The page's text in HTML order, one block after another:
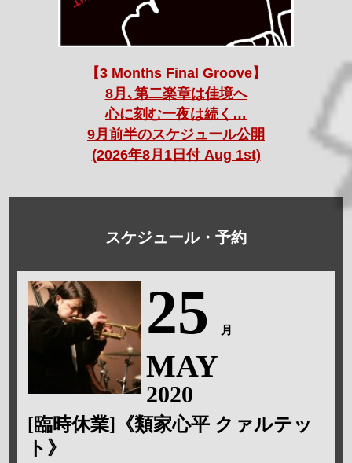
【3 Months Final Groove】
8月､第二楽章は佳境へ
心に刻む一夜は続く…
9月前半のスケジュール公開
(2026年8月1日付 Aug 1st)
スケジュール・予約
25 月
MAY
2020
[臨時休業]《類家心平 クァルテッ
ト》